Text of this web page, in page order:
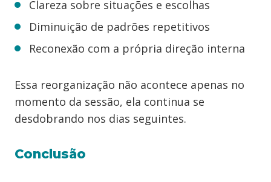
Clareza sobre situações e escolhas
Diminuição de padrões repetitivos
Reconexão com a própria direção interna
Essa reorganização não acontece apenas no
momento da sessão, ela continua se
desdobrando nos dias seguintes.
Conclusão